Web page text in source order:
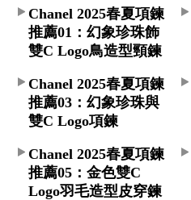
Chanel 2025春夏項鍊
推薦01：幻象珍珠飾
雙C Logo鳥造型頸鍊
Chanel 2025春夏項鍊
推薦03：幻象珍珠與
雙C Logo項鍊
Chanel 2025春夏項鍊
推薦05：金色雙C
Logo羽毛造型皮穿鍊